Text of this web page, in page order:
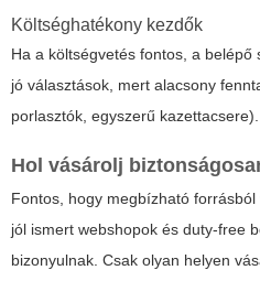
Költséghatékony kezdők
Ha a költségvetés fontos, a belépő
jó választások, mert alacsony
porlasztók, egyszerű kazettacsere).
Hol vásárolj
Fontos, hogy megbízható
jól ismert webshopok és duty-free
bizonyulnak. Csak olyan helyen